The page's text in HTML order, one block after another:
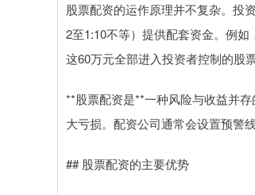
股票配资的运作原理并不复杂。投
2至1:10不等）提供配套资金。例如
这60万元全部进入投资者控制的股
**股票配资是**一种风险与收益并
大亏损。配资公司通常会设置预警
## 股票配资的主要优势